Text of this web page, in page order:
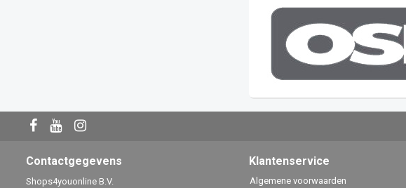
Contactgegevens
Shops4youonline B.V.
Klantenservice
Algemene voorwaarden